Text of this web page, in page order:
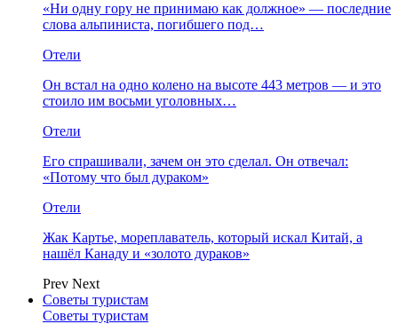
«Ни одну гору не принимаю как должное» — последние
слова альпиниста, погибшего под…
Отели
Он встал на одно колено на высоте 443 метров — и это
стоило им восьми уголовных…
Отели
Его спрашивали, зачем он это сделал. Он отвечал:
«Потому что был дураком»
Отели
Жак Картье, мореплаватель, который искал Китай, а
нашёл Канаду и «золото дураков»
Prev Next
Советы туристам
Советы туристам